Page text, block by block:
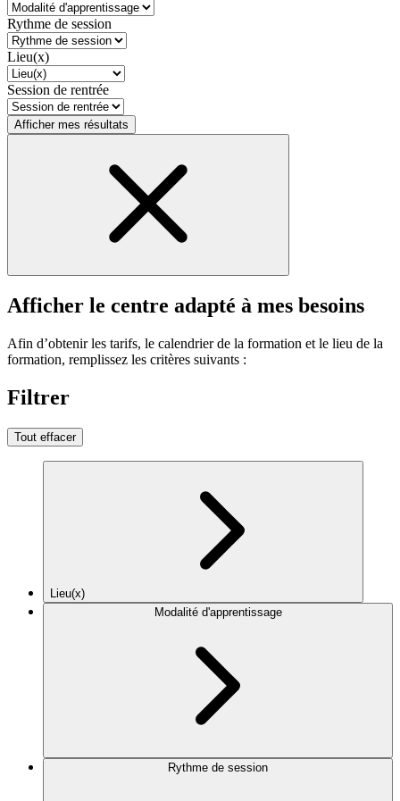
Rythme de session
Lieu(x)
Session de rentrée
Afficher mes résultats
Afficher le centre adapté à mes besoins
Afin d’obtenir les tarifs, le calendrier de la formation et le lieu de la
formation, remplissez les critères suivants :
Filtrer
Tout effacer
Lieu(x)
Modalité d'apprentissage
Rythme de session